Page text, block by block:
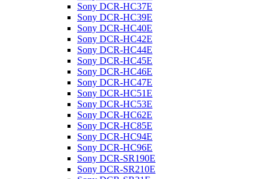
Sony DCR-HC37E
Sony DCR-HC39E
Sony DCR-HC40E
Sony DCR-HC42E
Sony DCR-HC44E
Sony DCR-HC45E
Sony DCR-HC46E
Sony DCR-HC47E
Sony DCR-HC51E
Sony DCR-HC53E
Sony DCR-HC62E
Sony DCR-HC85E
Sony DCR-HC94E
Sony DCR-HC96E
Sony DCR-SR190E
Sony DCR-SR210E